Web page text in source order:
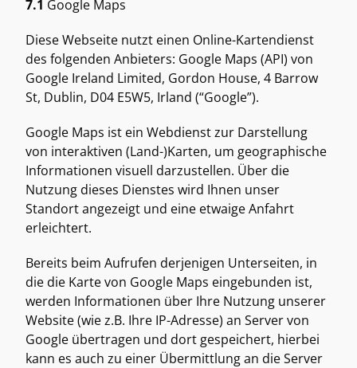
7.1 Google Maps
Diese Webseite nutzt einen Online-Kartendienst
des folgenden Anbieters: Google Maps (API) von
Google Ireland Limited, Gordon House, 4 Barrow
St, Dublin, D04 E5W5, Irland (“Google”).
Google Maps ist ein Webdienst zur Darstellung
von interaktiven (Land-)Karten, um geographische
Informationen visuell darzustellen. Über die
Nutzung dieses Dienstes wird Ihnen unser
Standort angezeigt und eine etwaige Anfahrt
erleichtert.
Bereits beim Aufrufen derjenigen Unterseiten, in
die die Karte von Google Maps eingebunden ist,
werden Informationen über Ihre Nutzung unserer
Website (wie z.B. Ihre IP-Adresse) an Server von
Google übertragen und dort gespeichert, hierbei
kann es auch zu einer Übermittlung an die Server